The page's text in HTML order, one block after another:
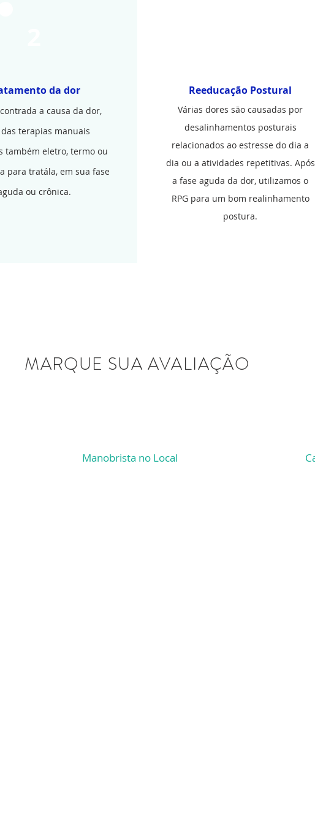
da dor
a causa da dor,
terapias manuais
também eletro, termo ou
para tratála, em sua fase
ou crônica.
Reeducação Postural
Várias dores são causadas por
desalinhamentos posturais
relacionados ao estresse do dia a
dia ou a atividades repetitivas. Após
a fase aguda da dor, utilizamos o
RPG para um bom realinhamento
postura.
MARQUE SUA AVALIAÇÃO
Manobrista no Local